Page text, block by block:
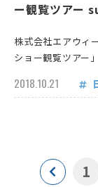
ー観覧ツアー
株式会社エアウィ
ショー観覧ツアー
2018.10.21
1